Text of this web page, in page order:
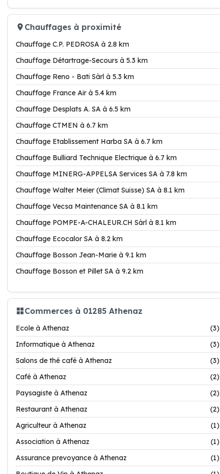
Chauffages à proximité
Chauffage C.P. PEDROSA à 2.8 km
Chauffage Détartrage-Secours à 5.3 km
Chauffage Reno - Bati Sàrl à 5.3 km
Chauffage France Air à 5.4 km
Chauffage Desplats A. SA à 6.5 km
Chauffage CTMEN à 6.7 km
Chauffage Etablissement Harba SA à 6.7 km
Chauffage Bulliard Technique Electrique à 6.7 km
Chauffage MINERG-APPELSA Services SA à 7.8 km
Chauffage Walter Meier (Climat Suisse) SA à 8.1 km
Chauffage Vecsa Maintenance SA à 8.1 km
Chauffage POMPE-A-CHALEUR.CH Sàrl à 8.1 km
Chauffage Ecocalor SA à 8.2 km
Chauffage Bosson Jean-Marie à 9.1 km
Chauffage Bosson et Pillet SA à 9.2 km
Commerces à 01285 Athenaz
Ecole à Athenaz
(3)
Informatique à Athenaz
(3)
Salons de thé café à Athenaz
(3)
Café à Athenaz
(2)
Paysagiste à Athenaz
(2)
Restaurant à Athenaz
(2)
Agriculteur à Athenaz
(1)
Association à Athenaz
(1)
Assurance prevoyance à Athenaz
(1)